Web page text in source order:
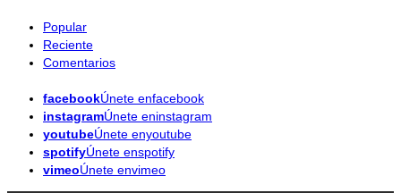
Popular
Reciente
Comentarios
facebookÚnete enfacebook
instagramÚnete eninstagram
youtubeÚnete enyoutube
spotifyÚnete enspotify
vimeoÚnete envimeo